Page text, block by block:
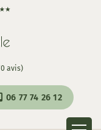
avis)
06 77 74 26 12